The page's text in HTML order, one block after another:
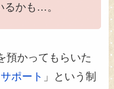
るかも…。
預かってもらいた
ポート 」という制